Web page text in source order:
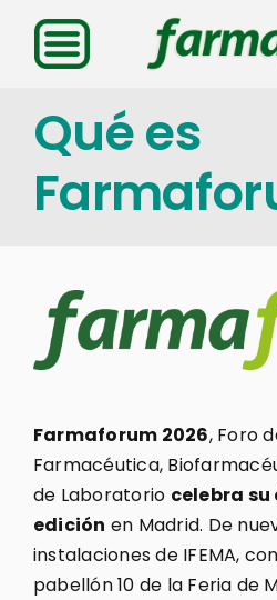
Saltar
contenido
Qué es
Farmaforum 2026, Foro
Farmacéutica,
de Laboratorio celebra
edición en Madrid. De
instalaciones de IFEMA,
pabellón 10 de la Feria de